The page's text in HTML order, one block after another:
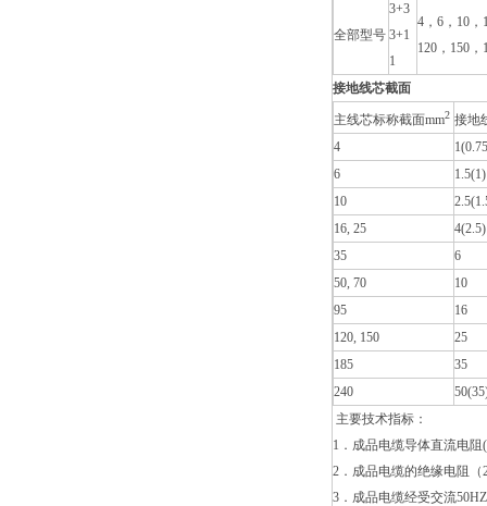
全部型号
3+3
3+1
1
4，6，10，
120，150，
接地线芯截面
主线芯标称截面mm2 接地
4
6
1.5(1)
10
16, 25
4(2.5)
35
6
50, 70
10
95
16
120, 150
25
185
35
240
主要技术指标：
1．成品电缆导体直流电阻
2．成品电缆的绝缘电阻
3．成品电缆经受交流